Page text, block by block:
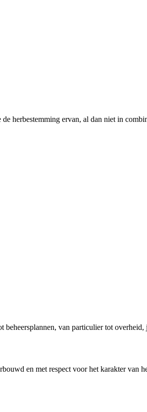
herbestemming ervan, al dan niet in
van particulier tot
en met respect voor het karakter van